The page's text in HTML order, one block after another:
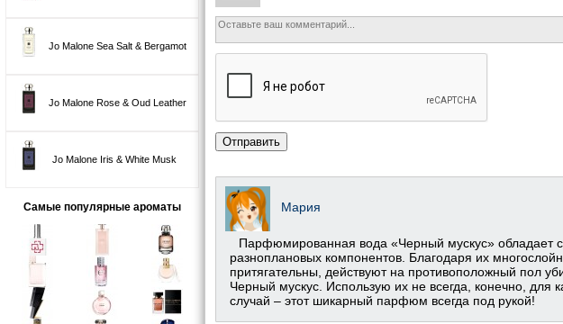
Jo Malone Sea Salt & Bergamot
Jo Malone Rose & Oud Leather
Jo Malone Iris & White Musk
Самые популярные ароматы
Отправить
Мария
Парфюмированная вода «Черный мускус»
разноплановых компонентов. Благодаря их
притягательны, действуют на противоположный пол
Черный мускус. Использую их не всегда, конечно, для
случай – этот шикарный парфюм всегда под рукой!